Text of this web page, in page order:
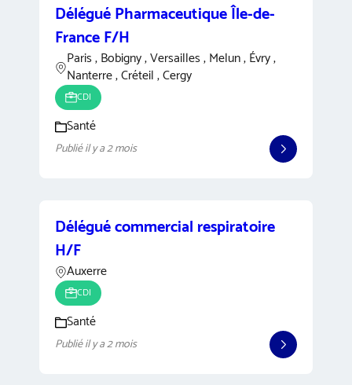
Délégué Pharmaceutique Île-de-
France F/H
Paris , Bobigny , Versailles , Melun , Évry ,
Nanterre , Créteil , Cergy
CDI
Santé
Publié il y a 2 mois
Délégué commercial respiratoire
H/F
Auxerre
CDI
Santé
Publié il y a 2 mois